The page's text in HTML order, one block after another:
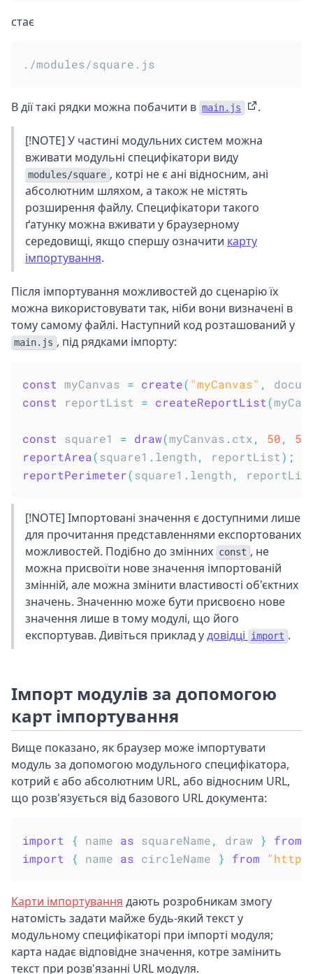
стає
В дії такі рядки можна побачити в main.js .
[!NOTE] У частині модульних систем можна
вживати модульні специфікатори виду
modules/square , котрі не є ані відносним, ані
абсолютним шляхом, а також не містять
розширення файлу. Специфікатори такого
ґатунку можна вживати у браузерному
середовищі, якщо спершу означити карту
імпортування.
Після імпортування можливостей до сценарію їх
можна використовувати так, ніби вони визначені в
тому самому файлі. Наступний код розташований у
main.js , під рядками імпорту:
const myCanvas = create( "myCanvas" ,
const reportList = createReportList(
const square1 = draw(myCanvas . ctx, 50, 50
reportArea(square1 . length, reportList) ;
reportPerimeter(square1 . length,
[!NOTE] Імпортовані значення є доступними лише
для прочитання представленнями експортованих
можливостей. Подібно до змінних const , не
можна присвоїти нове значення імпортованій
змінній, але можна змінити властивості об'єктних
значень. Значенню може бути присвоєно нове
значення лише в тому модулі, що його
експортував. Дивіться приклад удовідці import .
Імпорт модулів за допомогою
карт імпортування
Вище показано, як браузер може імпортувати
модуль за допомогою модульного специфікатора,
котрий є або абсолютним URL, або відносним URL,
що розв'язується від базового URL документа:
import { name as squareName, draw } from
import
{ name as circleName } from
Карти імпортування дають розробникам змогу
натомість задати майже будь-який текст у
модульному специфікаторі при імпорті модуля;
карта надає відповідне значення, котре замінить
текст при розв'язанні URL модуля.